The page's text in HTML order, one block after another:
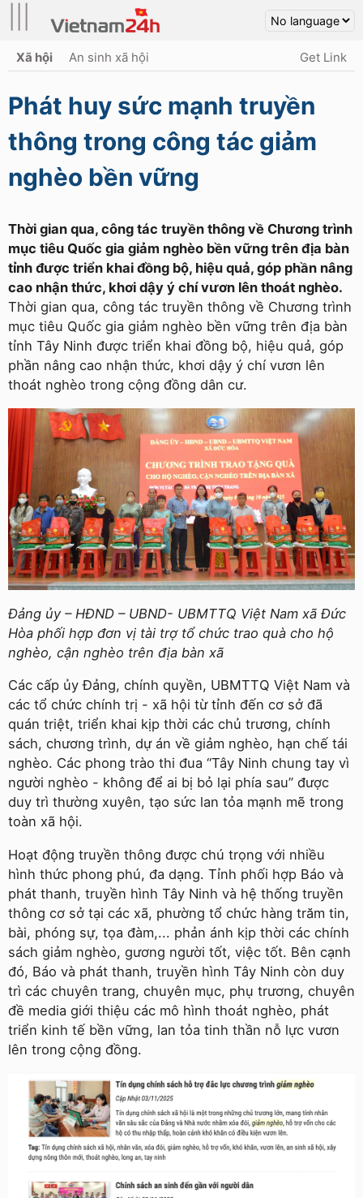
Xã hội An sinh xã hội Get Link
Phát huy sức mạnh truyền
thông trong công tác giảm
nghèo bền vững
Thời gian qua, công tác truyền thông về Chương trình
mục tiêu Quốc gia giảm nghèo bền vững trên địa bàn
tỉnh được triển khai đồng bộ, hiệu quả, góp phần nâng
cao nhận thức, khơi dậy ý chí vươn lên thoát nghèo.
Thời gian qua, công tác truyền thông về Chương trình
mục tiêu Quốc gia giảm nghèo bền vững trên địa bàn
tỉnh Tây Ninh được triển khai đồng bộ, hiệu quả, góp
phần nâng cao nhận thức, khơi dậy ý chí vươn lên
thoát nghèo trong cộng đồng dân cư.
Đảng ủy – HĐND – UBND- UBMTTQ Việt Nam xã Đức
Hòa phối hợp đơn vị tài trợ tổ chức trao quà cho hộ
nghèo, cận nghèo trên địa bàn xã
Các cấp ủy Đảng, chính quyền, UBMTTQ Việt Nam và
các tổ chức chính trị - xã hội từ tỉnh đến cơ sở đã
quán triệt, triển khai kịp thời các chủ trương, chính
sách, chương trình, dự án về giảm nghèo, hạn chế tái
nghèo. Các phong trào thi đua “Tây Ninh chung tay vì
người nghèo - không để ai bị bỏ lại phía sau” được
duy trì thường xuyên, tạo sức lan tỏa mạnh mẽ trong
toàn xã hội.
Hoạt động truyền thông được chú trọng với nhiều
hình thức phong phú, đa dạng. Tỉnh phối hợp Báo và
phát thanh, truyền hình Tây Ninh và hệ thống truyền
thông cơ sở tại các xã, phường tổ chức hàng trăm tin,
bài, phóng sự, tọa đàm,... phản ánh kịp thời các chính
sách giảm nghèo, gương người tốt, việc tốt. Bên cạnh
đó, Báo và phát thanh, truyền hình Tây Ninh còn duy
trì các chuyên trang, chuyên mục, phụ trương, chuyên
đề media giới thiệu các mô hình thoát nghèo, phát
triển kinh tế bền vững, lan tỏa tinh thần nỗ lực vươn
lên trong cộng đồng.